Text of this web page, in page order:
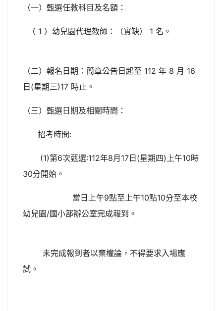
（一）甄選任教科目及名額：
（ 1 ）幼兒園代理教師：（實缺） 1 名。
（二）報名日期：簡章公告日起至 112 年 8 月 16
日(星期三)17 時止。
（三）甄選日期及相關時間：
招考時間:
(1)第6次甄選:112年8月17日(星期四)上午10時
30分開始。
當日上午9點至上午10點10分至本校
幼兒園/國小部辦公室完成報到。
未完成報到者以棄權論，不得要求入場應
試。